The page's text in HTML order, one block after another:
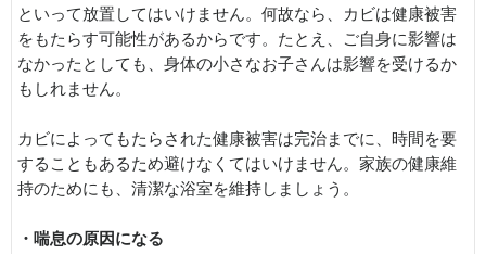
といって放置してはいけません。何故なら、カビは健康被害
をもたらす可能性があるからです。たとえ、ご自身に影響は
なかったとしても、身体の小さなお子さんは影響を受けるか
もしれません。
カビによってもたらされた健康被害は完治までに、時間を要
することもあるため避けなくてはいけません。家族の健康維
持のためにも、清潔な浴室を維持しましょう。
・喘息の原因になる